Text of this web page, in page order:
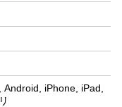
iPhone, iPad,